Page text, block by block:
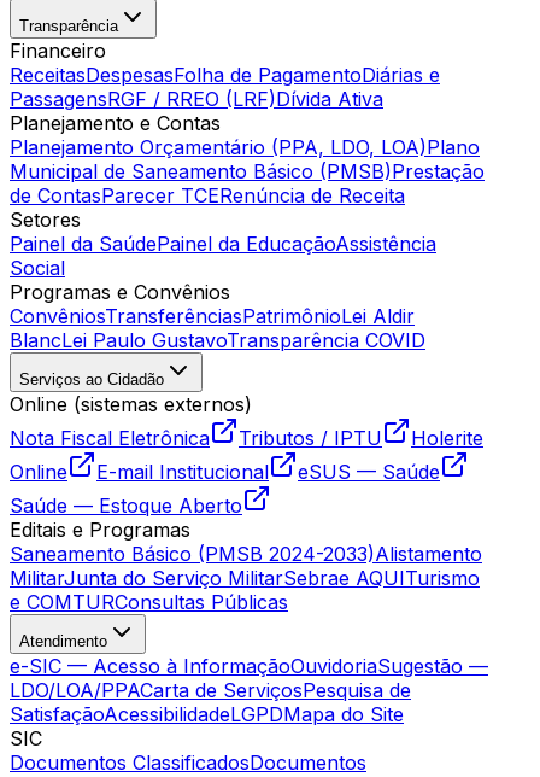
Transparência
Financeiro
ReceitasDespesasFolha de PagamentoDiárias e
PassagensRGF / RREO (LRF)Dívida Ativa
Planejamento e Contas
Planejamento Orçamentário (PPA, LDO, LOA)Plano
Municipal de Saneamento Básico (PMSB)Prestação
de ContasParecer TCERenúncia de Receita
Setores
Painel da SaúdePainel da EducaçãoAssistência
Social
Programas e Convênios
ConvêniosTransferênciasPatrimônioLei Aldir
BlancLei Paulo GustavoTransparência COVID
Serviços ao Cidadão
Online (sistemas externos)
Nota Fiscal Eletrônica
Tributos / IPTU
Holerite
Online
E-mail Institucional
eSUS — Saúde
Saúde — Estoque Aberto
Editais e Programas
Saneamento Básico (PMSB 2024-2033)Alistamento
MilitarJunta do Serviço MilitarSebrae AQUITurismo
e COMTURConsultas Públicas
Atendimento
e-SIC — Acesso à InformaçãoOuvidoriaSugestão —
LDO/LOA/PPACarta de ServiçosPesquisa de
SatisfaçãoAcessibilidadeLGPDMapa do Site
SIC
Documentos ClassificadosDocumentos